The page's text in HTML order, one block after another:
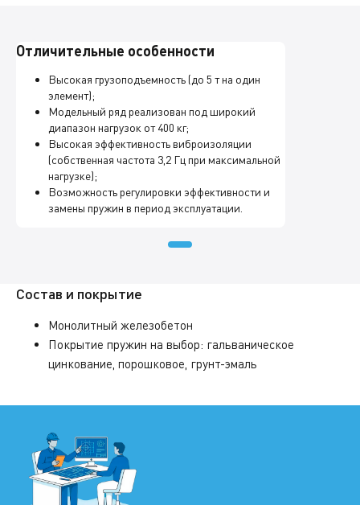
Отличительные особенности
Высокая грузоподъемность (до 5 т на один
элемент);
Модельный ряд реализован под широкий
диапазон нагрузок от 400 кг;
Высокая эффективность виброизоляции
(собственная частота 3,2 Гц при максимальной
нагрузке);
Возможность регулировки эффективности и
замены пружин в период эксплуатации.
Состав и покрытие
Монолитный железобетон
Покрытие пружин на выбор: гальваническое
цинкование, порошковое, грунт-эмаль